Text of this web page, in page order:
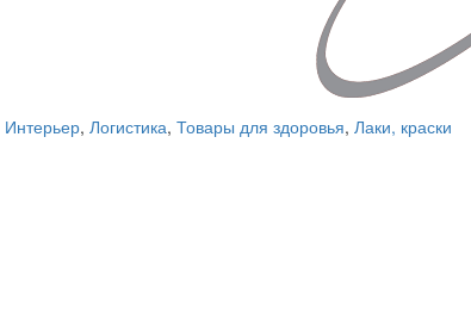
Интерьер, Логистика, Товары для здоровья, Лаки, краски